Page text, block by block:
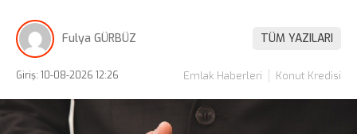
Fulya GÜRBÜZ TÜM YAZILARI
Giriş: 10-08-2026 12:26 Emlak Haberleri Konut Kredisi